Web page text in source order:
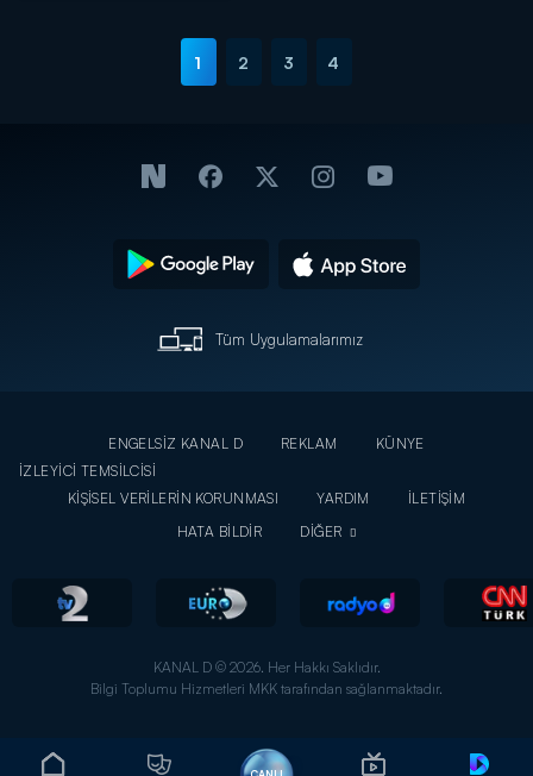
1 2 3 4
Tüm Uygulamalarımız
ENGELSİZ KANAL D REKLAM
KÜNYE
İZLEYİCİ TEMSİLCİSİ
KİŞİSEL VERİLERİN KORUNMASI
YARDIM
İLETİŞİM
HATA BİLDİR
DİĞER
KANAL D © 2026. Her Hakkı Saklıdır.
Bilgi Toplumu Hizmetleri MKK tarafından sağlanmaktadır.